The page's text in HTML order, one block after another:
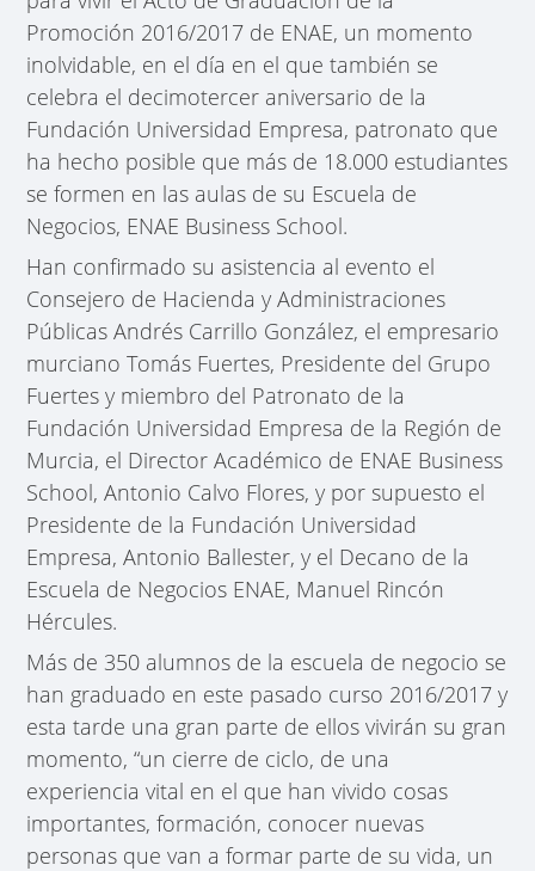
Promoción 2016/2017 de ENAE, un momento
inolvidable, en el día en el que también se
celebra el decimotercer aniversario de la
Fundación Universidad Empresa, patronato que
ha hecho posible que más de 18.000 estudiantes
se formen en las aulas de su Escuela de
Negocios, ENAE Business School.
Han confirmado su asistencia al evento el
Consejero de Hacienda y Administraciones
Públicas Andrés Carrillo González, el empresario
murciano Tomás Fuertes, Presidente del Grupo
Fuertes y miembro del Patronato de la
Fundación Universidad Empresa de la Región de
Murcia, el Director Académico de ENAE Business
School, Antonio Calvo Flores, y por supuesto el
Presidente de la Fundación Universidad
Empresa, Antonio Ballester, y el Decano de la
Escuela de Negocios ENAE, Manuel Rincón
Hércules.
Más de 350 alumnos de la escuela de negocio se
han graduado en este pasado curso 2016/2017 y
esta tarde una gran parte de ellos vivirán su gran
momento, “un cierre de ciclo, de una
experiencia vital en el que han vivido cosas
importantes, formación, conocer nuevas
personas que van a formar parte de su vida, un